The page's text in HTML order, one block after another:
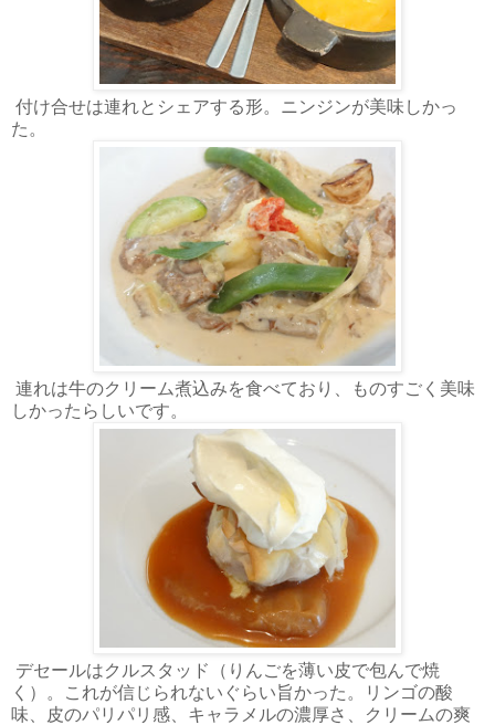
付け合せは連れとシェアする形。ニンジンが美味しかっ
た。
連れは牛のクリーム煮込みを食べており、ものすごく美味
しかったらしいです。
デセールはクルスタッド（りんごを薄い皮で包んで焼
く）。これが信じられないぐらい旨かった。リンゴの酸
味、皮のパリパリ感、キャラメルの濃厚さ、クリームの爽